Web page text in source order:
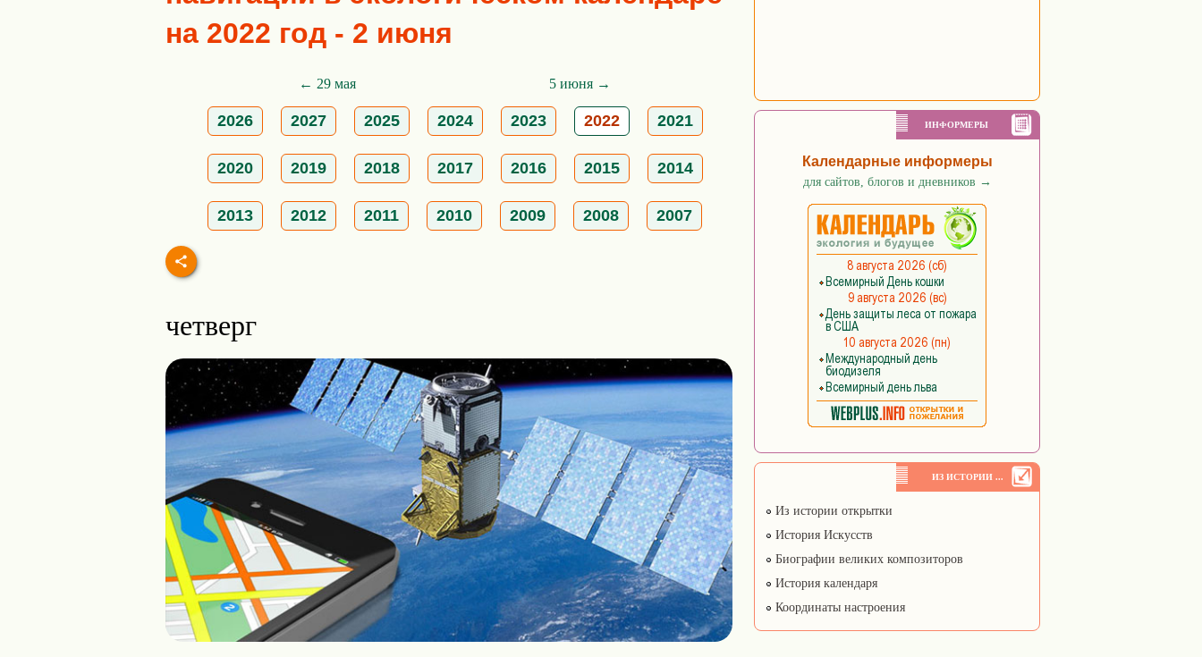
на 2022 год - 2 июня
← 29 мая 5 июня →
2026 2027 2025 2024 2023 2022 2021
2020 2019 2018 2017 2016 2015 2014
2013 2012 2011 2010 2009 2008 2007
четверг
ИНФОРМЕРЫ
Календарные информеры
для сайтов, блогов и дневников →
ИЗ ИСТОРИИ ...
Из истории открытки
История Искусств
Биографии великих композиторов
История календаря
Координаты настроения